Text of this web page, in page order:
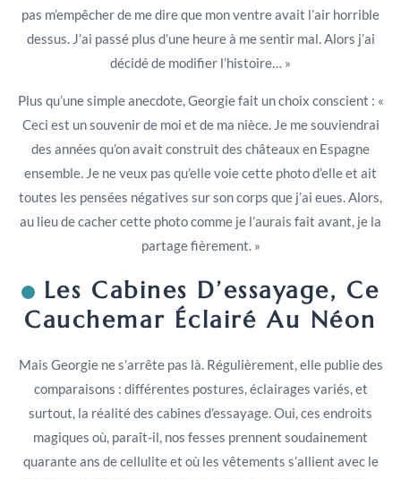
pas m’empêcher de me dire que mon ventre avait l’air horrible
dessus. J’ai passé plus d’une heure à me sentir mal. Alors j’ai
décidé de modifier l’histoire… »
Plus qu’une simple anecdote, Georgie fait un choix conscient : «
Ceci est un souvenir de moi et de ma nièce. Je me souviendrai
des années qu’on avait construit des châteaux en Espagne
ensemble. Je ne veux pas qu’elle voie cette photo d’elle et ait
toutes les pensées négatives sur son corps que j’ai eues. Alors,
au lieu de cacher cette photo comme je l’aurais fait avant, je la
partage fièrement. »
Les Cabines D’essayage, Ce
Cauchemar Éclairé Au Néon
Mais Georgie ne s’arrête pas là. Régulièrement, elle publie des
comparaisons : différentes postures, éclairages variés, et
surtout, la réalité des cabines d’essayage. Oui, ces endroits
magiques où, paraît-il, nos fesses prennent soudainement
quarante ans de cellulite et où les vêtements s’allient avec le